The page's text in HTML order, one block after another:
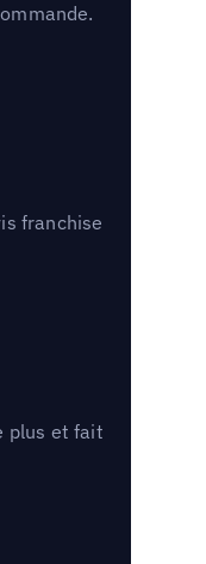
franchise
plus et fait